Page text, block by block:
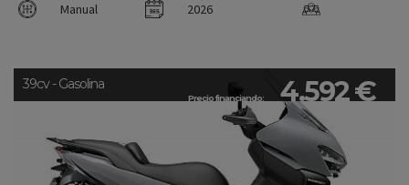
Manual
2026
Precio financiando: 4.592 €
39cv - Gasolina